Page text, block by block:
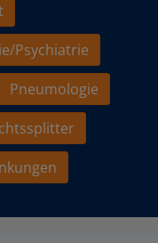
Psychiatrie
Pneumologie